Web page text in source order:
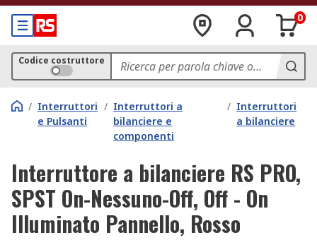
0
Codice costruttore
/ Interruttori
e Pulsanti
/ Interruttori a
bilanciere e
componenti
/ Interruttori
a bilanciere
Interruttore a bilanciere RS PRO,
SPST On-Nessuno-Off, Off - On
Illuminato Pannello, Rosso